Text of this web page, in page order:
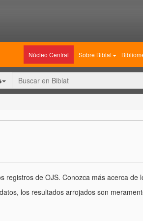
Núcleo Central Sobre Biblat
de OJS. Conozca más acerca de
los resultados arrojados son